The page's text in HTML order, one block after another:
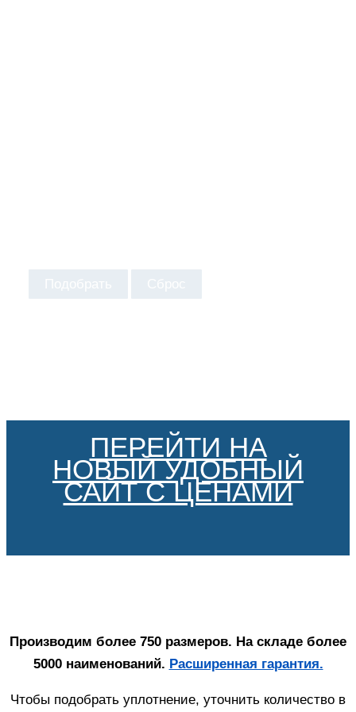
ПЕРЕЙТИ НА
НОВЫЙ УДОБНЫЙ
САЙТ С ЦЕНАМИ
Производим более 750 размеров. На складе более
5000 наименований. Расширенная гарантия.
Чтобы подобрать уплотнение, уточнить количество в